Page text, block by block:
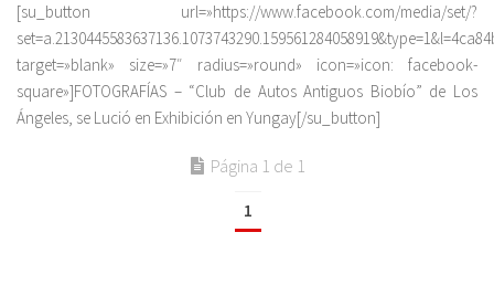
[su_button url=»https://www.facebook.com/media/set/?
target=»blank» size=»7″ radius=»round» icon=»icon: facebook-
square»]FOTOGRAFÍAS – “Club de Autos Antiguos Biobío” de Los
Ángeles, se Lució en Exhibición en Yungay[/su_button]
Página 1 de 1
1